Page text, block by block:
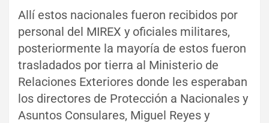
Allí estos nacionales fueron recibidos por
personal del MIREX y oficiales militares,
posteriormente la mayoría de estos fueron
trasladados por tierra al Ministerio de
Relaciones Exteriores donde les esperaban
los directores de Protección a Nacionales y
Asuntos Consulares, Miguel Reyes y